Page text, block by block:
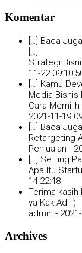
Komentar
[…] Baca
Strategi
11-22
[…] Kamu
Media Bisnis
Cara
2021-11-19
[…] Baca
Retargeting
Penjualan -
[…] Setting
Apa Itu
14:22:48
Terima kasih
ya Kak Adi :)
admin -
Archives